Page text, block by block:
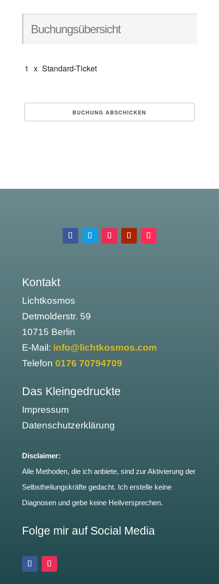
Buchungsübersicht
1 x Standard-Ticket
Kontakt
Lichtkosmos
Detmolderstr. 59
10715 Berlin
E-Mail: info@lichtkosmos.com
Telefon 0176 70794709
Das Kleingedruckte
Impressum
Datenschutzerklärung
Disclaimer:
Alle Methoden, die ich anbiete, sind zur Aktivierung der
Selbstheilungskräfte gedacht. Ich erstelle keine
Diagnosen und gebe keine Heilversprechen.
Folge mir auf Social Media